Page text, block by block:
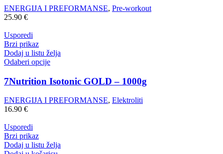
ENERGIJA I PREFORMANSE, Pre-workout
25.90 €
Usporedi
Brzi prikaz
Dodaj u listu želja
Odaberi opcije
7Nutrition Isotonic GOLD – 1000g
ENERGIJA I PREFORMANSE, Elektroliti
16.90 €
Usporedi
Brzi prikaz
Dodaj u listu želja